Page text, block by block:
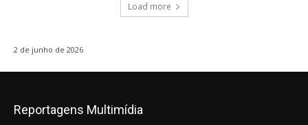
Load more
2 de junho de 2026
Reportagens Multimídia